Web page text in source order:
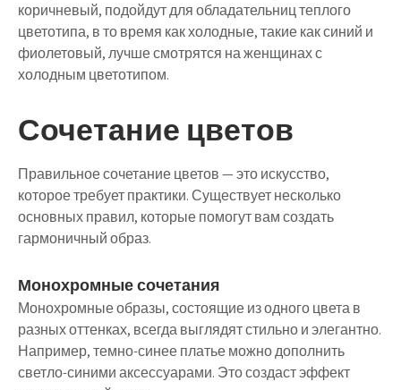
коричневый, подойдут для обладательниц теплого
цветотипа, в то время как холодные, такие как синий и
фиолетовый, лучше смотрятся на женщинах с
холодным цветотипом.
Сочетание цветов
Правильное сочетание цветов — это искусство,
которое требует практики. Существует несколько
основных правил, которые помогут вам создать
гармоничный образ.
Монохромные сочетания
Монохромные образы, состоящие из одного цвета в
разных оттенках, всегда выглядят стильно и элегантно.
Например, темно-синее платье можно дополнить
светло-синими аксессуарами. Это создаст эффект